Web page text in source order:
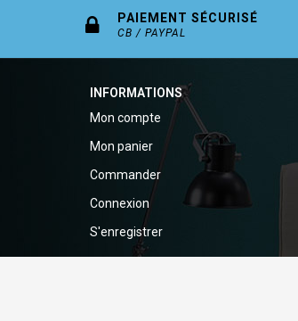
PAIEMENT SÉCURISÉ
CB / PAYPAL
INFORMATIONS
Mon compte
Mon panier
Commander
Connexion
S'enregistrer